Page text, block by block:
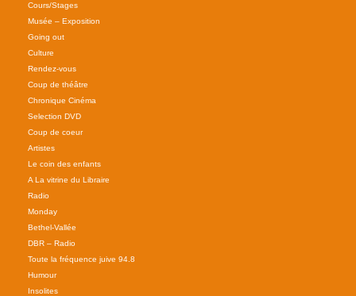
Cours/Stages
Musée – Exposition
Going out
Culture
Rendez-vous
Coup de théâtre
Chronique Cinéma
Selection DVD
Coup de coeur
Artistes
Le coin des enfants
A La vitrine du Libraire
Radio
Monday
Bethel-Vallée
DBR – Radio
Toute la fréquence juive 94.8
Humour
Insolites